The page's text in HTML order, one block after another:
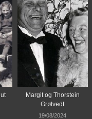
Margit og Thorstein
Grøtvedt
19/08/2024